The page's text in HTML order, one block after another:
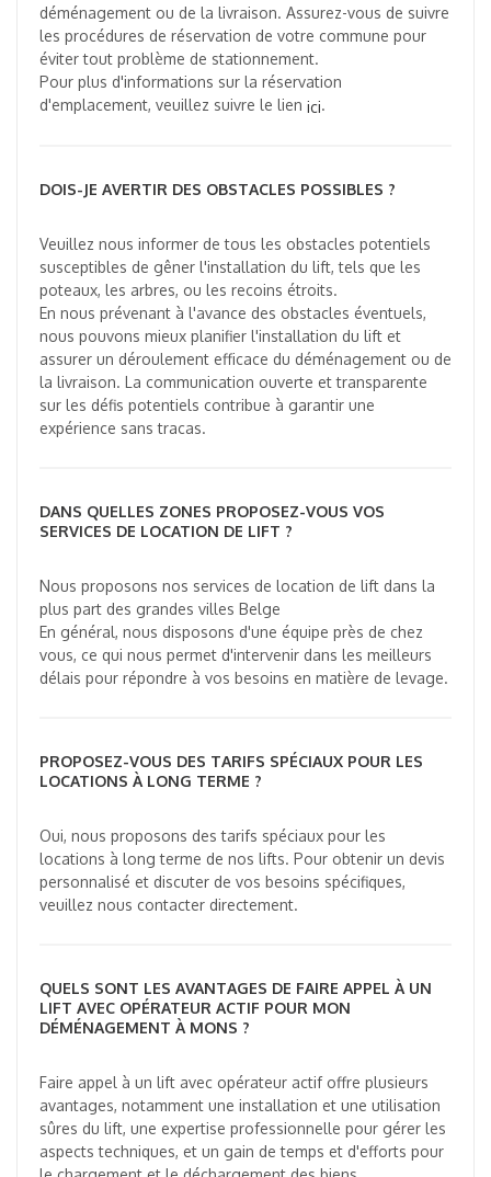
déménagement ou de la livraison. Assurez-vous de suivre
les procédures de réservation de votre commune pour
éviter tout problème de stationnement.
Pour plus d'informations sur la réservation
d'emplacement, veuillez suivre le lien ici.
DOIS-JE AVERTIR DES OBSTACLES POSSIBLES ?
Veuillez nous informer de tous les obstacles potentiels
susceptibles de gêner l'installation du lift, tels que les
poteaux, les arbres, ou les recoins étroits.
En nous prévenant à l'avance des obstacles éventuels,
nous pouvons mieux planifier l'installation du lift et
assurer un déroulement efficace du déménagement ou de
la livraison. La communication ouverte et transparente
sur les défis potentiels contribue à garantir une
expérience sans tracas.
DANS QUELLES ZONES PROPOSEZ-VOUS VOS
SERVICES DE LOCATION DE LIFT ?
Nous proposons nos services de location de lift dans la
plus part des grandes villes Belge
En général, nous disposons d'une équipe près de chez
vous, ce qui nous permet d'intervenir dans les meilleurs
délais pour répondre à vos besoins en matière de levage.
PROPOSEZ-VOUS DES TARIFS SPÉCIAUX POUR LES
LOCATIONS À LONG TERME ?
Oui, nous proposons des tarifs spéciaux pour les
locations à long terme de nos lifts. Pour obtenir un devis
personnalisé et discuter de vos besoins spécifiques,
veuillez nous contacter directement.
QUELS SONT LES AVANTAGES DE FAIRE APPEL À UN
LIFT AVEC OPÉRATEUR ACTIF POUR MON
DÉMÉNAGEMENT À MONS ?
Faire appel à un lift avec opérateur actif offre plusieurs
avantages, notamment une installation et une utilisation
sûres du lift, une expertise professionnelle pour gérer les
aspects techniques, et un gain de temps et d'efforts pour